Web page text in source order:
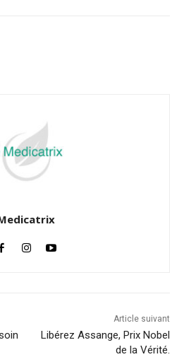
Article suivant
Libérez Assange, Prix Nobel
de la Vérité.